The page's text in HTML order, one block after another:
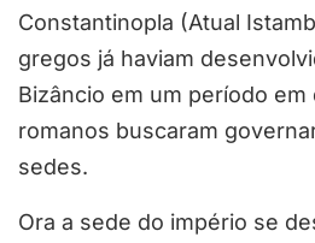
Constantinopla (Atual
gregos já haviam
Bizâncio em um período
romanos buscaram
sedes.
Ora a sede do império se